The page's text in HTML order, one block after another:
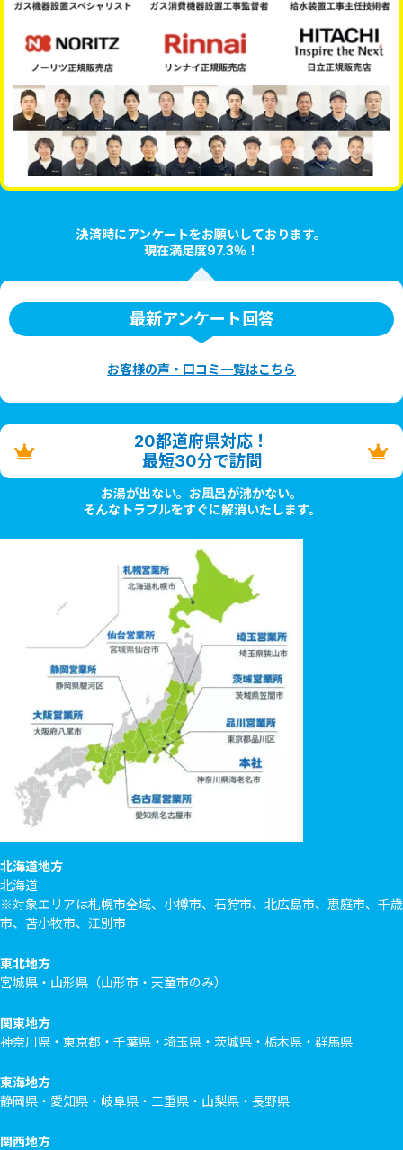
決済時にアンケートをお願いしております。
現在満足度97.3％！
最新アンケート回答
お客様の声・口コミ一覧はこちら
20都道府県対応！
最短30分で訪問
お湯が出ない。お風呂が沸かない。
そんなトラブルをすぐに解消いたします。
北海道地方
北海道
※対象エリアは札幌市全域、小樽市、石狩市、北広島市、恵庭市、千歳
市、苫小牧市、江別市
東北地方
宮城県・山形県（山形市・天童市のみ）
関東地方
神奈川県・東京都・千葉県・埼玉県・茨城県・栃木県・群馬県
東海地方
静岡県・愛知県・岐阜県・三重県・山梨県・長野県
関西地方